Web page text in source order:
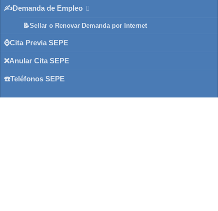
✍️Demanda de Empleo
📝Sellar o Renovar Demanda por Internet
⌚Cita Previa SEPE
❌Anular Cita SEPE
☎️Teléfonos SEPE